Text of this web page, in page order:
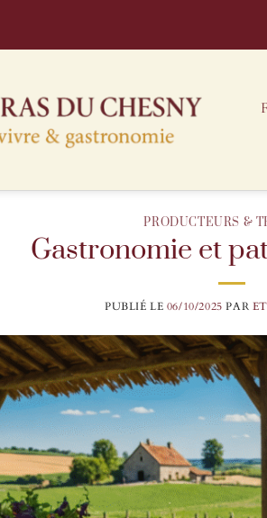
PRODUCTEURS &
Gastronomie et
PUBLIÉ LE 06/10/2025 PAR